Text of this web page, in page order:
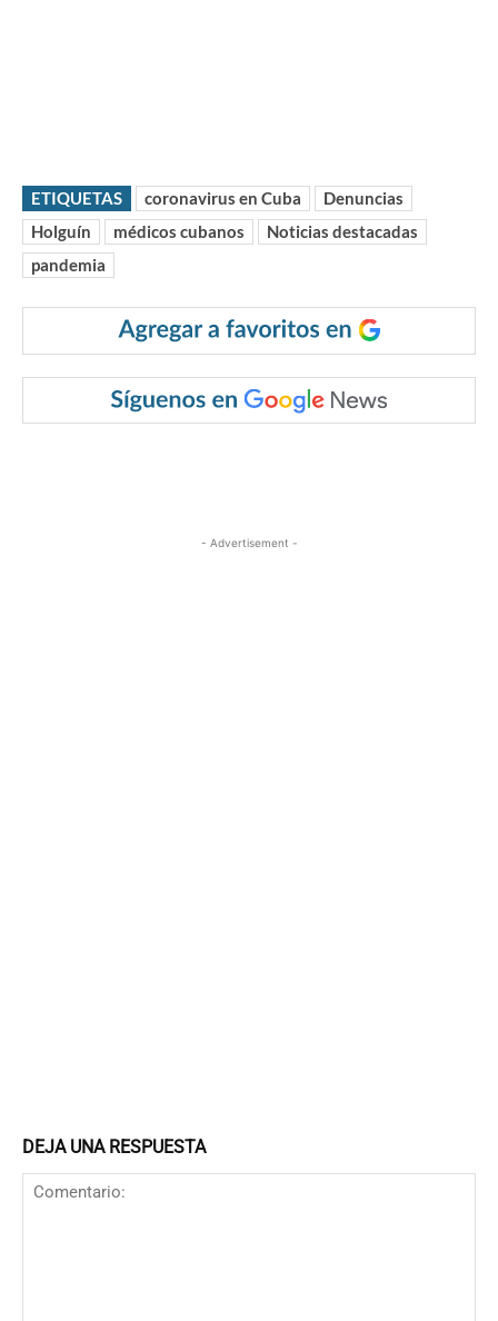
ETIQUETAS coronavirus en Cuba
Denuncias
Holguín
médicos cubanos
Noticias destacadas
pandemia
- Advertisement -
DEJA UNA RESPUESTA